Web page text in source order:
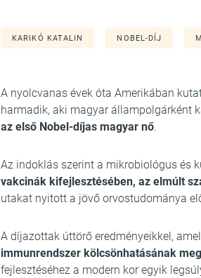
KARIKÓ KATALIN NOBEL-DÍJ
A nyolcvanas évek óta Amerikában
harmadik, aki magyar állampolgárként
az első Nobel-díjas magyar nő.
Az indoklás szerint a mikrobiológus és
vakcinák kifejlesztésében, az elmúlt
utakat nyitott a jövő orvostudománya
A díjazottak úttörő eredményeikkel,
immunrendszer kölcsönhatásának
fejlesztéséhez a modern kor egyik